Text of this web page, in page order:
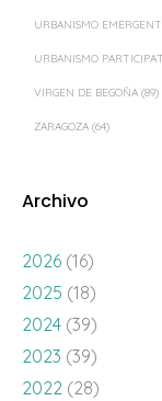
URBANISMO
URBANISMO
VIRGEN DE BEGOÑA (89)
ZARAGOZA (64)
Archivo
2026 (16)
2025 (18)
2024 (39)
2023 (39)
2022 (28)